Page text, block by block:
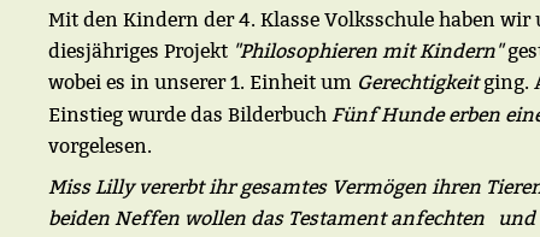
Mit den Kindern der 4. Klasse Volksschule haben wir
diesjähriges Projekt "Philosophieren mit Kindern"
wobei es in unserer 1. Einheit um Gerechtigkeitging.
Einstieg wurde das Bilderbuch Fünf Hunde erben
vorgelesen.
Miss Lilly vererbt ihr gesamtes Vermögen ihren
beiden Neffen wollen das Testament anfechten und